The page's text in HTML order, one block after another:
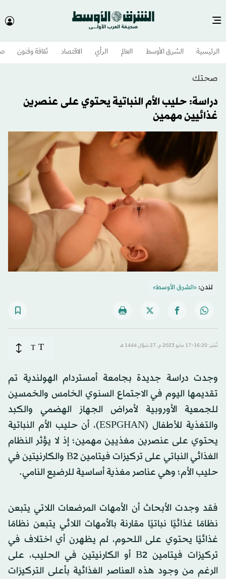
الرئيسية الشرق الأوسط​ العالم الرأي الاقتصاد ثقافة وفنون
صحتك
دراسة: حليب الأم النباتية يحتوي على عنصرين
غذائيين مهمين
لندن:«الشرق الأوسط»
نُشر: 16:20-17 مايو 2023 م ـ 27 شوّال 1444 هـ T
T
وجدت دراسة جديدة بجامعة أمستردام الهولندية تم
تقديمها اليوم في الاجتماع السنوي الخامس والخمسين
للجمعية الأوروبية لأمراض الجهاز الهضمي والكبد
والتغذية للأطفال (ESPGHAN)، أن حليب الأم النباتية
يحتوي على عنصرين مغذيين مهمين؛ إذ لا يؤثر النظام
الغذائي النباتي على تركيزات فيتامين B2 والكارنيتين في
حليب الأم؛ وهي عناصر مغذية أساسية للرضيع النامي.
فقد وجدت الأبحاث أن الأمهات المرضعات اللاتي يتبعن
نظامًا غذائيًا نباتيًا مقارنة بالأمهات اللائي يتبعن نظامًا
غذائيًا يحتوي على اللحوم، لم يظهرن أي اختلاف في
تركيزات فيتامين B2 أو الكارنيتين في الحليب، على
الرغم من وجود هذه العناصر الغذائية بأعلى التركيزات